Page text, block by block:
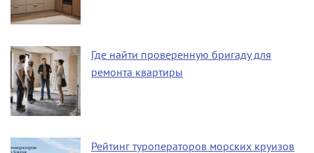
Где найти проверенную бригаду для
ремонта квартиры
Рейтинг туроператоров морских круизов